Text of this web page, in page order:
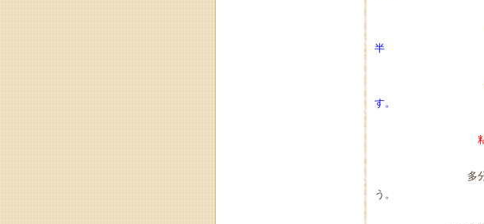
『どうせチケ
半
付きまとって
す。
粘ればいい事
多分、とんで
う。